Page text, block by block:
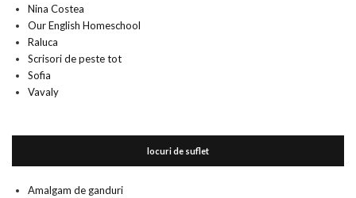
Nina Costea
Our English Homeschool
Raluca
Scrisori de peste tot
Sofia
Vavaly
locuri de suflet
Amalgam de ganduri